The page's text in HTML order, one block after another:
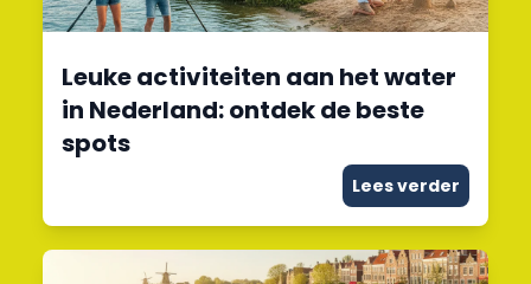
Leuke activiteiten aan het water
in Nederland: ontdek de beste
spots
Lees verder